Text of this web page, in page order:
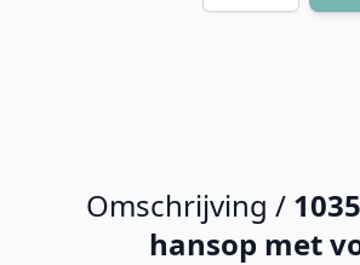
Omschrijving /
hansop met